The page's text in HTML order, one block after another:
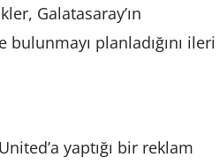
Galatasaray’ın
planladığını ileri
yaptığı bir reklam